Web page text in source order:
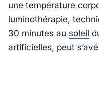
une température
luminothérapie,
30 minutes au soleil
artificielles, peut